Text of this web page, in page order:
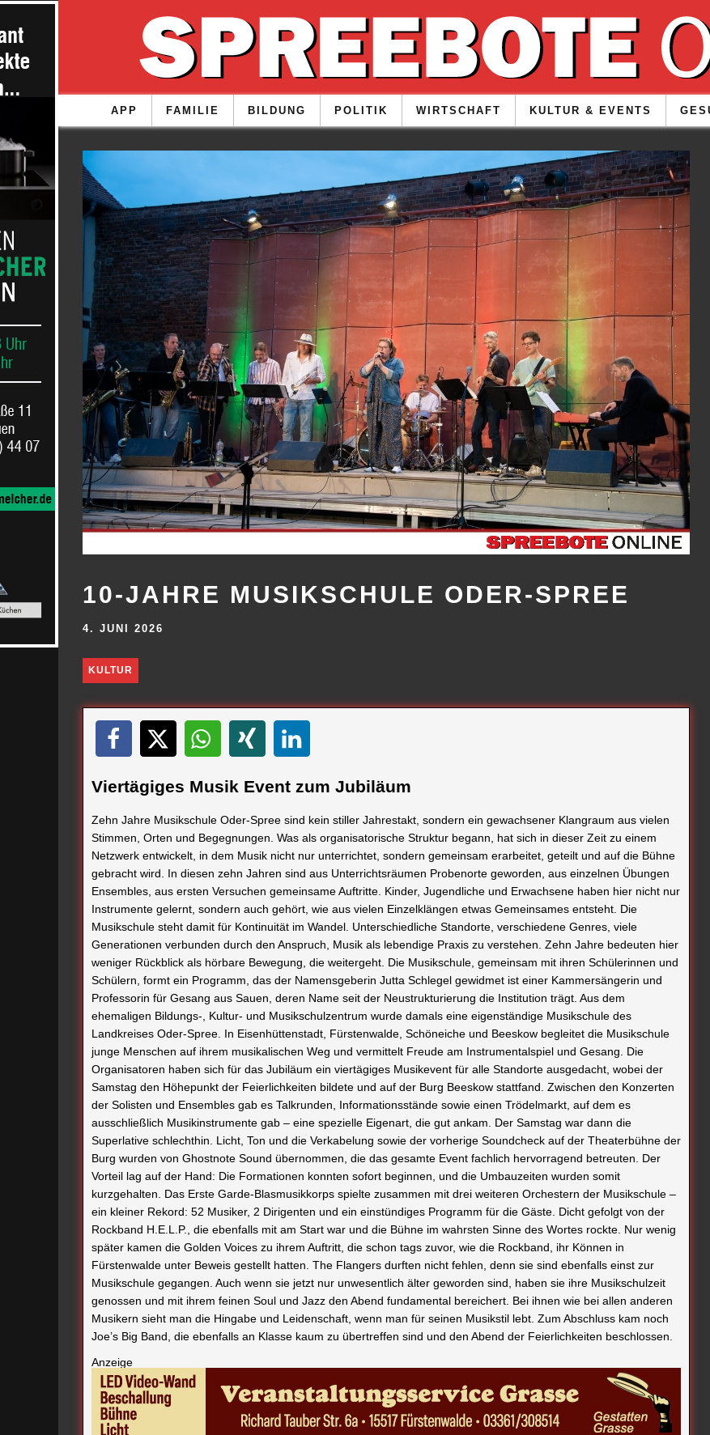
APP FAMILIE BILDUNG POLITIK WIRTSCHAFT KULTUR & EVENTS
10-JAHRE MUSIKSCHULE ODER-SPREE
4. JUNI 2026
KULTUR
Viertägiges Musik Event zum Jubiläum
Zehn Jahre Musikschule Oder-Spree sind kein stiller Jahrestakt, sondern ein gewachsener Klangraum aus vielen
Stimmen, Orten und Begegnungen. Was als organisatorische Struktur begann, hat sich in dieser Zeit zu einem
Netzwerk entwickelt, in dem Musik nicht nur unterrichtet, sondern gemeinsam erarbeitet, geteilt und auf die Bühne
gebracht wird. In diesen zehn Jahren sind aus Unterrichtsräumen Probenorte geworden, aus einzelnen Übungen
Ensembles, aus ersten Versuchen gemeinsame Auftritte. Kinder, Jugendliche und Erwachsene haben hier nicht nur
Instrumente gelernt, sondern auch gehört, wie aus vielen Einzelklängen etwas Gemeinsames entsteht. Die
Musikschule steht damit für Kontinuität im Wandel. Unterschiedliche Standorte, verschiedene Genres, viele
Generationen verbunden durch den Anspruch, Musik als lebendige Praxis zu verstehen. Zehn Jahre bedeuten hier
weniger Rückblick als hörbare Bewegung, die weitergeht. Die Musikschule, gemeinsam mit ihren Schülerinnen und
Schülern, formt ein Programm, das der Namensgeberin Jutta Schlegel gewidmet ist einer Kammersängerin und
Professorin für Gesang aus Sauen, deren Name seit der Neustrukturierung die Institution trägt. Aus dem
ehemaligen Bildungs-, Kultur- und Musikschulzentrum wurde damals eine eigenständige Musikschule des
Landkreises Oder-Spree. In Eisenhüttenstadt, Fürstenwalde, Schöneiche und Beeskow begleitet die Musikschule
junge Menschen auf ihrem musikalischen Weg und vermittelt Freude am Instrumentalspiel und Gesang. Die
Organisatoren haben sich für das Jubiläum ein viertägiges Musikevent für alle Standorte ausgedacht, wobei der
Samstag den Höhepunkt der Feierlichkeiten bildete und auf der Burg Beeskow stattfand. Zwischen den Konzerten
der Solisten und Ensembles gab es Talkrunden, Informationsstände sowie einen Trödelmarkt, auf dem es
ausschließlich Musikinstrumente gab – eine spezielle Eigenart, die gut ankam. Der Samstag war dann die
Superlative schlechthin. Licht, Ton und die Verkabelung sowie der vorherige Soundcheck auf der Theaterbühne der
Burg wurden von Ghostnote Sound übernommen, die das gesamte Event fachlich hervorragend betreuten. Der
Vorteil lag auf der Hand: Die Formationen konnten sofort beginnen, und die Umbauzeiten wurden somit
kurzgehalten. Das Erste Garde-Blasmusikkorps spielte zusammen mit drei weiteren Orchestern der Musikschule –
ein kleiner Rekord: 52 Musiker, 2 Dirigenten und ein einstündiges Programm für die Gäste. Dicht gefolgt von der
Rockband H.E.L.P., die ebenfalls mit am Start war und die Bühne im wahrsten Sinne des Wortes rockte. Nur wenig
später kamen die Golden Voices zu ihrem Auftritt, die schon tags zuvor, wie die Rockband, ihr Können in
Fürstenwalde unter Beweis gestellt hatten. The Flangers durften nicht fehlen, denn sie sind ebenfalls einst zur
Musikschule gegangen. Auch wenn sie jetzt nur unwesentlich älter geworden sind, haben sie ihre Musikschulzeit
genossen und mit ihrem feinen Soul und Jazz den Abend fundamental bereichert. Bei ihnen wie bei allen anderen
Musikern sieht man die Hingabe und Leidenschaft, wenn man für seinen Musikstil lebt. Zum Abschluss kam noch
Joe’s Big Band, die ebenfalls an Klasse kaum zu übertreffen sind und den Abend der Feierlichkeiten beschlossen.
Anzeige